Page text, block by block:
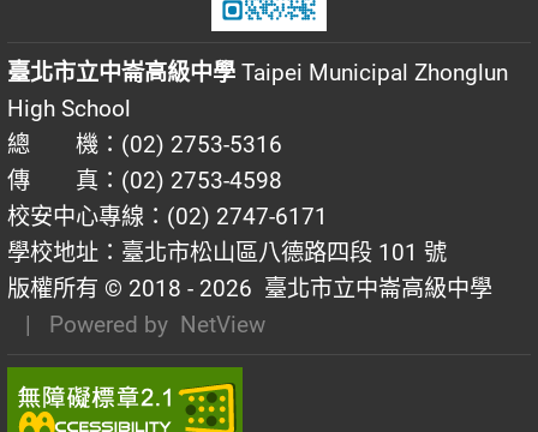
臺北市立中崙高級中學 Taipei Municipal Zhonglun
High School
總 機：(02) 2753-5316
傳 真：(02) 2753-4598
校安中心專線：(02) 2747-6171
學校地址：臺北市松山區八德路四段 101 號
版權所有 © 2018 - 2026 臺北市立中崙高級中學
| Powered by NetView